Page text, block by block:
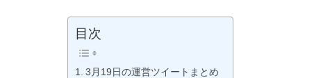
目次
3月19日の運営ツイートまとめ